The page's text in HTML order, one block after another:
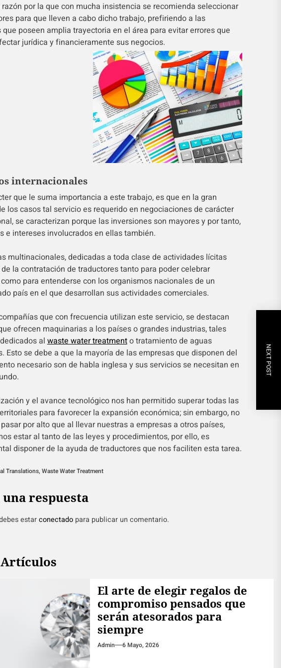
razón por la que con mucha insistencia se recomienda seleccionar
para que lleven a cabo dicho trabajo, prefiriendo a las
que poseen amplia trayectoria en el área para evitar errores que
jurídica y financieramente sus negocios.
internacionales
que le suma importancia a este trabajo, es que en la gran
los casos tal servicio es requerido en negociaciones de carácter
se caracterizan porque las inversiones son mayores y por tanto,
e intereses involucrados en ellas también.
multinacionales, dedicadas a toda clase de actividades lícitas
la contratación de traductores tanto para poder celebrar
para entenderse con los organismos nacionales de un
país en el que desarrollan sus actividades comerciales.
que con frecuencia utilizan este servicio, se destacan
ofrecen maquinarias a los países o grandes industrias, tales
alwaste water treatmento tratamiento de aguas
Esto se debe a que la mayoría de las empresas que disponen del
necesario son de habla inglesa y sus servicios se necesitan en
y el avance tecnológico nos han permitido superar todas las
para favorecer la expansión económica; sin embargo, no
por alto que al llevar nuestras a empresas a otros países,
estar al tanto de las leyes y procedimientos, por ello, es
disponer de la ayuda de traductores que nos faciliten esta tarea.
Translations, Waste Water Treatment
una respuesta
estarconectadopara publicar un comentario.
NEXT POST
El arte de elegir regalos de
compromiso pensados que
serán atesorados para
siempre
Admin 6 Mayo, 2026